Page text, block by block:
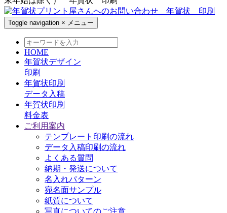
Toggle navigation × メニュー
HOME
年賀状デザイン
印刷
年賀状印刷
データ入稿
年賀状印刷
料金表
ご利用案内
テンプレート印刷の流れ
データ入稿印刷の流れ
よくある質問
納期・発送について
名入れパターン
宛名面サンプル
紙質について
写真についてのご注意